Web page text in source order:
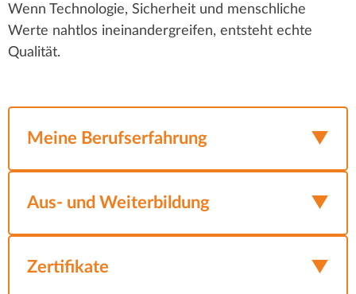
Wenn Technologie, Sicherheit und menschliche
Werte nahtlos ineinandergreifen, entsteht echte
Qualität.
Meine Berufserfahrung
Geschäftsführung
Aus- und Weiterbildung
ABSCHLUSS MASTER INFORMATION
Zertifikate